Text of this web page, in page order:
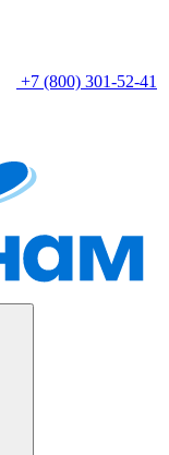
+7 (800) 301-52-41